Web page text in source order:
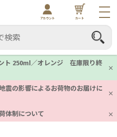
ト 250ml／オレンジ 在庫限り終
震の影響によるお荷物のお届けに
体制について
アカウント カート